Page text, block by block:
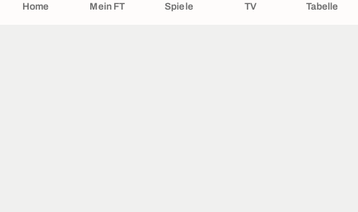
Home Mein FT Spiele TV Tabelle